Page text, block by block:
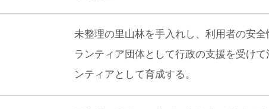
未整理の里山林を手入れし、利用者の安
ランティア団体として行政の支援を受け
ンティアとして育成する。